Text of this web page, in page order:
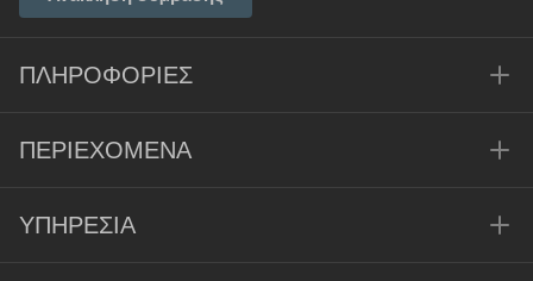
ΠΛΗΡΟΦΟΡΊΕΣ
ΠΕΡΙΕΧΌΜΕΝΑ
ΥΠΗΡΕΣΊΑ